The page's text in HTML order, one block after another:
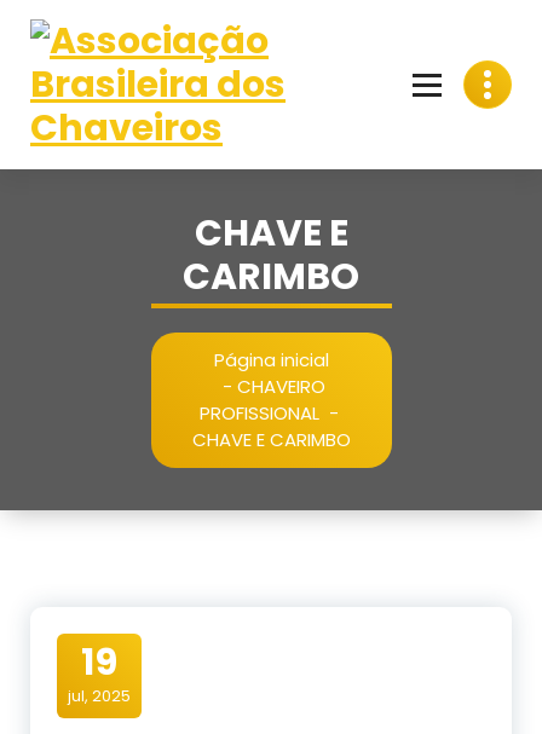
para
conteúdo
CHAVE E
CARIMBO
Página inicial
- CHAVEIRO
PROFISSIONAL-
CHAVE E CARIMBO
19
jul, 2025